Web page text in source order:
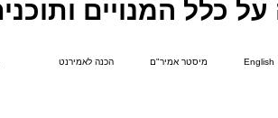
English מיסטר אמיר"ם הכנה לאמירנט